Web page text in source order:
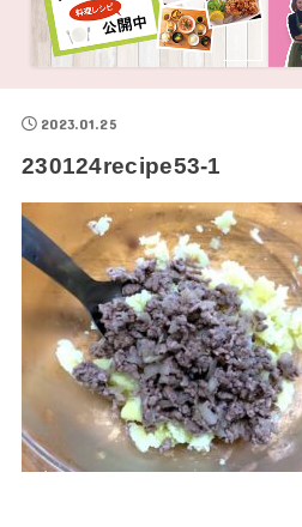
2023.01.25
230124recipe53-1